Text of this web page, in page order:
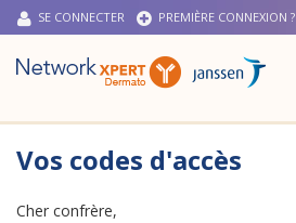
SE CONNECTER PREMIÈRE CONNEXION ?
Vos codes d'accès
Cher confrère,
MA BIBLIO